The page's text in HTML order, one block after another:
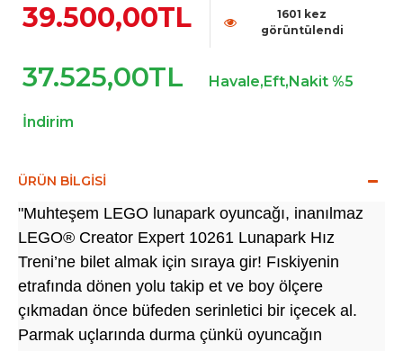
39.500,00TL
1601 kez
görüntülendi
37.525,00TL Havale,Eft,Nakit %5
İndirim
ÜRÜN BILGISI
"Muhteşem LEGO lunapark oyuncağı, inanılmaz
LEGO® Creator Expert 10261 Lunapark Hız
Treni’ne bilet almak için sıraya gir! Fıskiyenin
etrafında dönen yolu takip et ve boy ölçere
çıkmadan önce büfeden serinletici bir içecek al.
Parmak uçlarında durma çünkü oyuncağın